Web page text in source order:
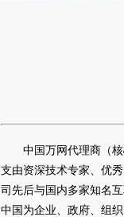
中国万网代理商（核
支由资深技术专家、优
司先后与国内多家知名
中国为企业、政府、组